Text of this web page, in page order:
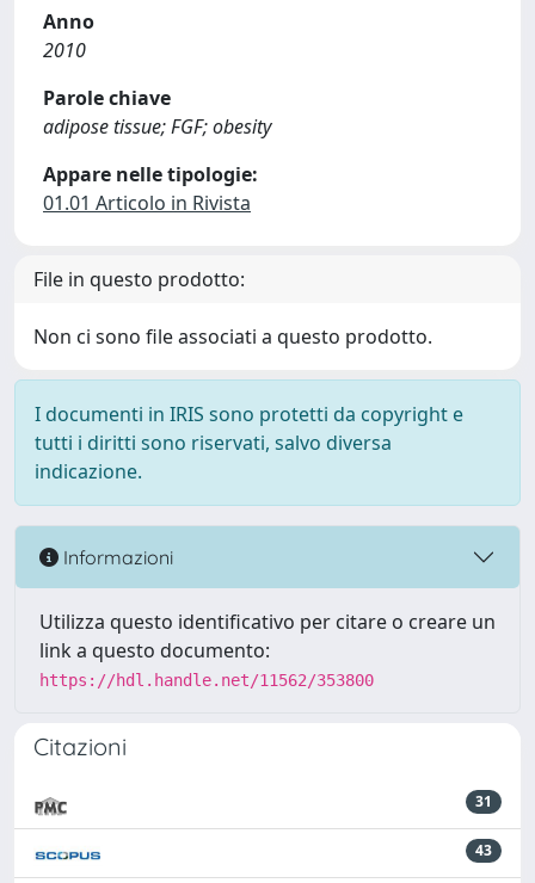
Anno
2010
Parole chiave
adipose tissue; FGF; obesity
Appare nelle tipologie:
01.01 Articolo in Rivista
File in questo prodotto:
Non ci sono file associati a questo prodotto.
I documenti in IRIS sono protetti da copyright e
tutti i diritti sono riservati, salvo diversa
indicazione.
Informazioni
Utilizza questo identificativo per citare o creare un
link a questo documento:
https://hdl.handle.net/11562/353800
Citazioni
31
43